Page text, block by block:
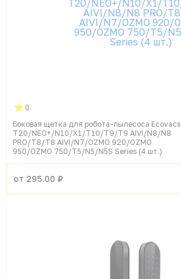
0
Боковая щетка для робота-пылесоса Ecovacs
T20/NEO+/N10/X1/T10/T9/T9 AIVI/N8/N8
PRO/T8/T8 AIVI/N7/OZMO 920/OZMO
950/OZMO 750/T5/N5/N5S Series (4 шт.)
от 295.00 ₽